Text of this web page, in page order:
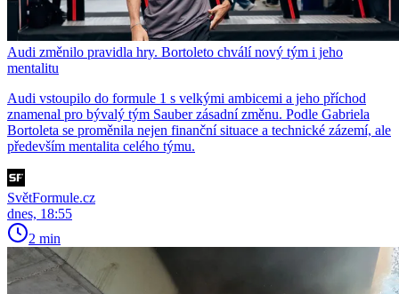
Audi změnilo pravidla hry. Bortoleto chválí nový tým i jeho
mentalitu
Audi vstoupilo do formule 1 s velkými ambicemi a jeho příchod
znamenal pro bývalý tým Sauber zásadní změnu. Podle Gabriela
Bortoleta se proměnila nejen finanční situace a technické zázemí, ale
především mentalita celého týmu.
SvětFormule.cz
dnes, 18:55
2 min